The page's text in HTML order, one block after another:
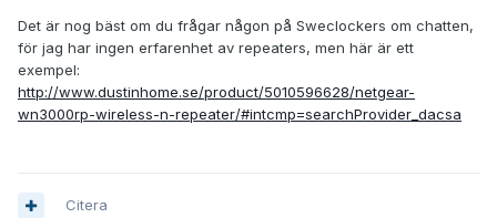
Det är nog bäst om du frågar någon på Sweclockers om chatten,
för jag har ingen erfarenhet av repeaters, men här är ett
exempel:
http://www.dustinhome.se/product/5010596628/netgear-
wn3000rp-wireless-n-repeater/#intcmp=searchProvider_dacsa
Citera